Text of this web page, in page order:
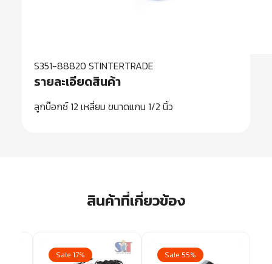
S351-88820 STINTERTRADE
รายละเอียดสินค้า
ลูกบ๊อกซ์ 12 เหลี่ยม ขนาดแกน 1/2 นิ้ว
สินค้าที่เกี่ยวข้อง
Sale 17% Sale 55%